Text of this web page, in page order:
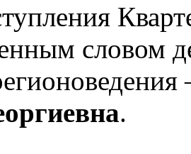
словом
.